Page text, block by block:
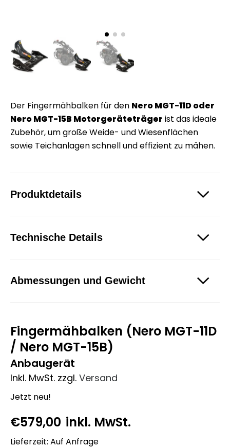
Der Fingermähbalken für den Nero MGT-11D oder
Nero MGT-15B Motorgeräteträger ist das ideale
Zubehör, um große Weide- und Wiesenflächen
sowie Teichanlagen schnell und effizient zu mähen.
Produktdetails
Technische Details
Abmessungen und Gewicht
Fingermähbalken (Nero MGT-11D
/ Nero MGT-15B)
Anbaugerät
Inkl. MwSt. zzgl. Versand
Jetzt neu!
€579,00 inkl. MwSt.
Lieferzeit: Auf Anfrage